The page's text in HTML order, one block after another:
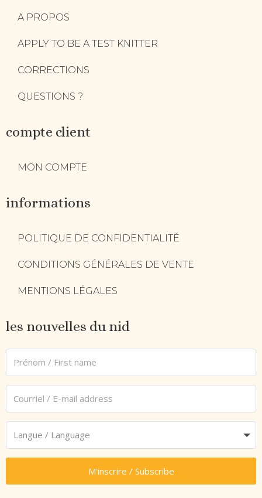
A PROPOS
APPLY TO BE A TEST KNITTER
CORRECTIONS
QUESTIONS ?
compte client
MON COMPTE
informations
POLITIQUE DE CONFIDENTIALITÉ
CONDITIONS GÉNÉRALES DE VENTE
MENTIONS LÉGALES
les nouvelles du nid
M'inscrire / Subscribe